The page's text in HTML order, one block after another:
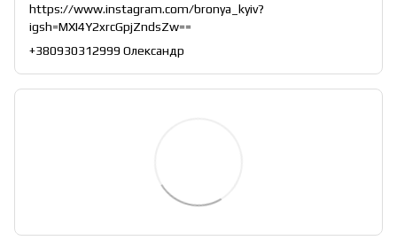
https://www.instagram.com/bronya_kyiv?
igsh=MXI4Y2xrcGpjZndsZw==
+380930312999 Олександр